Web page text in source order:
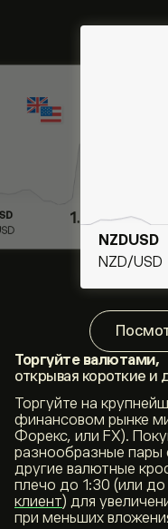
0.5893
EURUSD
EUR/USD
Торгуйте валютами,
открывая короткие и
Торгуйте на
финансовом рынке
Форекс, или FX).
разнообразные
другие валютные
плечо до 1:30 (или до
клиент) для
при меньших